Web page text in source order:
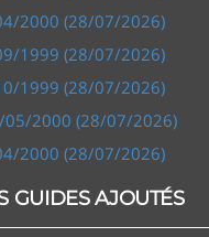
2000 (28/07/2026)
1999 (28/07/2026)
1999 (28/07/2026)
05/2000 (28/07/2026)
2000 (28/07/2026)
GUIDES AJOUTÉS